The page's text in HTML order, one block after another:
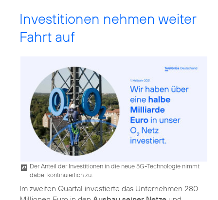
Investitionen nehmen weiter
Fahrt auf
Der Anteil der Investitionen in die neue 5G-Technologie nimmt
dabei kontinuierlich zu.
Im zweiten Quartal investierte das Unternehmen 280